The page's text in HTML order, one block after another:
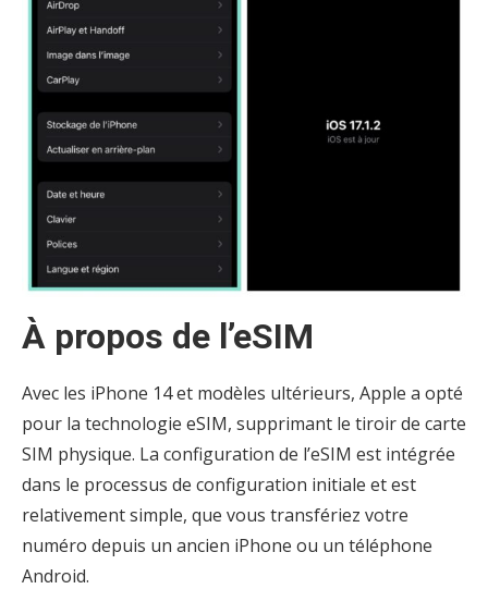
À propos de l’eSIM
Avec les iPhone 14 et modèles ultérieurs, Apple a opté
pour la technologie eSIM, supprimant le tiroir de carte
SIM physique. La configuration de l’eSIM est intégrée
dans le processus de configuration initiale et est
relativement simple, que vous transfériez votre
numéro depuis un ancien iPhone ou un téléphone
Android.